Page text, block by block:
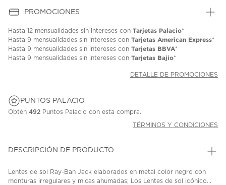
PROMOCIONES
Hasta 12 mensualidades sin intereses con Tarjetas Palacio*
Hasta 9 mensualidades sin intereses con Tarjetas American Express*
Hasta 9 mensualidades sin intereses con Tarjetas BBVA*
Hasta 9 mensualidades sin intereses con Tarjetas Bajio*
DETALLE DE PROMOCIONES
PUNTOS PALACIO
Obtén 492 Puntos Palacio con esta compra.
TÉRMINOS Y CONDICIONES
DESCRIPCIÓN DE PRODUCTO
Lentes de sol Ray-Ban Jack elaborados en metal color negro con
monturas irregulares y micas ahumadas; Los Lentes de sol icónico...